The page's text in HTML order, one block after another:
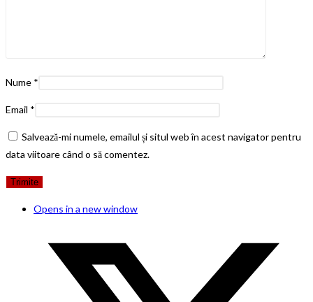
Nume *
Email *
Salvează-mi numele, emailul și situl web în acest navigator pentru
data viitoare când o să comentez.
Opens in a new window